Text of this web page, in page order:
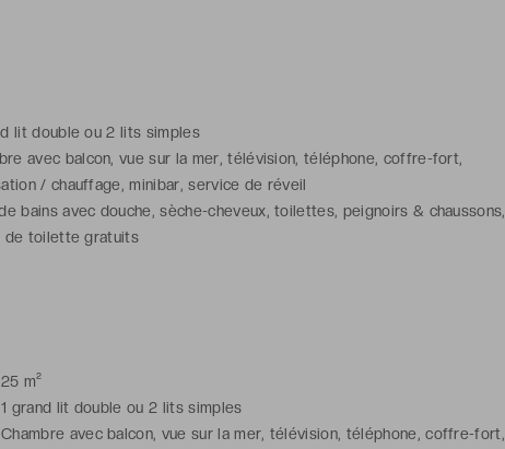
lit double ou 2 lits simples
avec balcon, vue sur la mer, télévision, téléphone, coffre-fort,
/ chauffage, minibar, service de réveil
bains avec douche, sèche-cheveux, toilettes, peignoirs & chaussons,
de toilette gratuits
25 m²
1 grand lit double ou 2 lits simples
Chambre avec balcon, vue sur la mer, télévision, téléphone, coffre-fort,